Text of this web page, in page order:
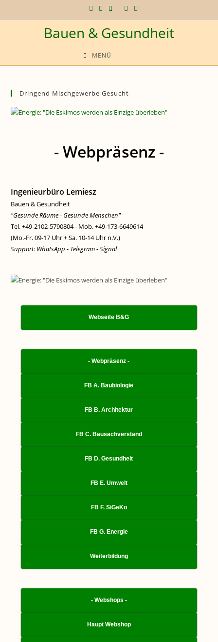
Inhalt
Bauen & Gesundheit
MENÜ
Dringend Mischgewerbe Gesucht
- Webpräsenz -
Ingenieurbüro Lemiesz
Bauen & Gesundheit
"Gesunde Räume - Gesunde Menschen"
Tel. +49-2102-5790804 - Mob. +49-173-6649614
(Mo.-Fr. 09-17 Uhr + Sa. 10-14 Uhr n.V.)
Support: WhatsApp - Telegram - Signal
Webseite B&G
- Webpräsenz -
FB A. Baubiologie
FB B. Architektur
FB C. Bausachverstand
FB D. Gesundheit
FB E. Umwelt
FB F. SiGeKo
FB G. Energie
Weiterbildung
- Webshops -
Haupt Webshop